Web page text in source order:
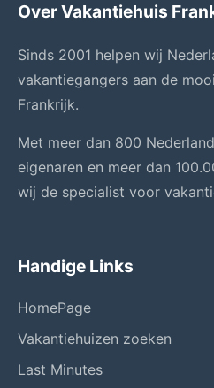
Over Vakantiehuis
Sinds 2001 helpen wij
vakantiegangers aan de
Frankrijk.
Met meer dan 800
eigenaren en meer dan
wij de specialist voor
Handige Links
HomePage
Vakantiehuizen zoeken
Last Minutes